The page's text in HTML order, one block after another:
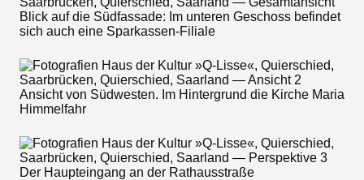
Blick auf die Südfassade: Im unteren Geschoss befindet
sich auch eine Sparkassen-Filiale
Ansicht von Südwesten. Im Hintergrund die Kirche Maria
Himmelfahr
Der Haupteingang an der Rathausstraße